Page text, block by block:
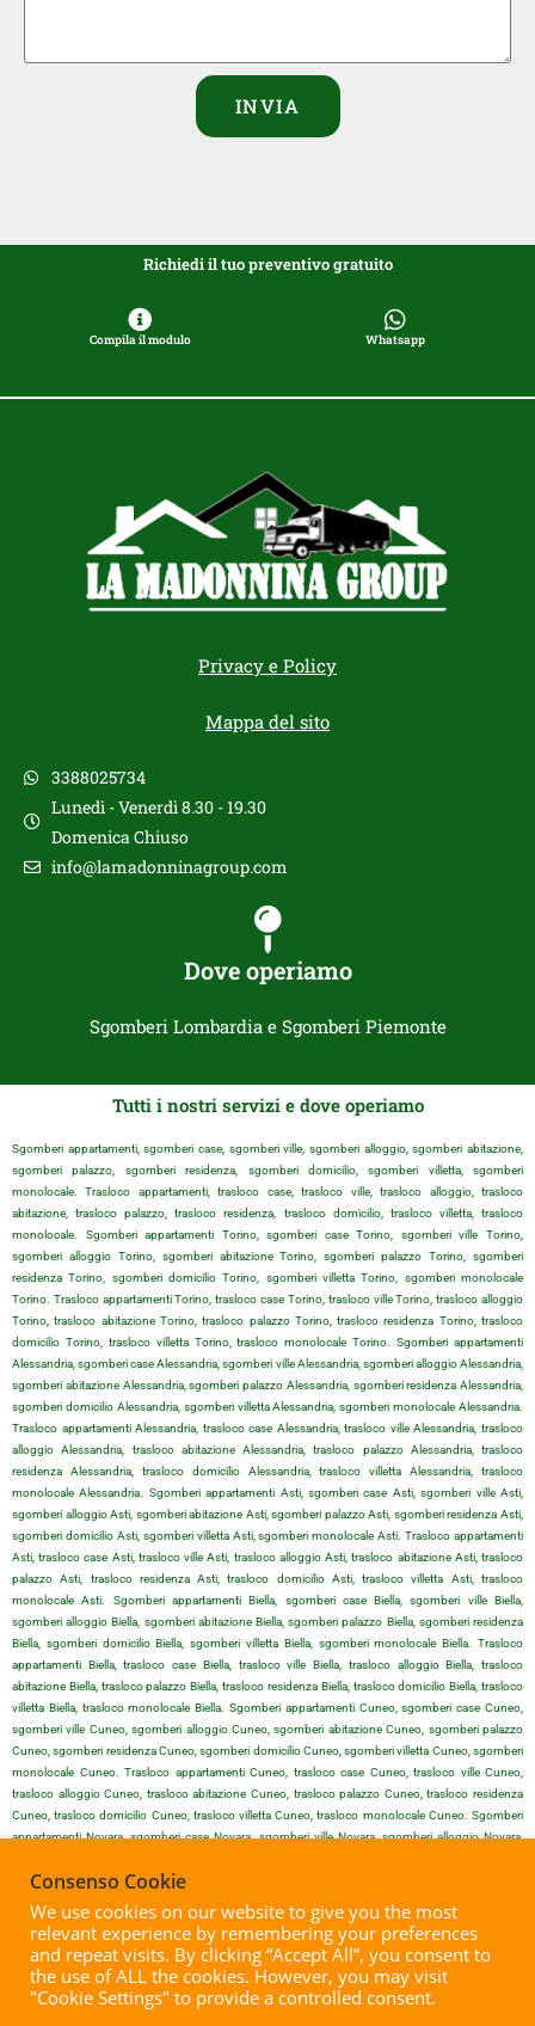
INVIA
Richiedi il tuo preventivo gratuito
Compila il modulo Whatsapp
Privacy e Policy
Mappa del sito
3388025734
Lunedì - Venerdì 8.30 - 19.30
Domenica Chiuso
info@lamadonninagroup.com
Dove operiamo
Sgomberi Lombardia e Sgomberi Piemonte
Tutti i nostri servizi e dove operiamo
Sgomberi appartamenti, sgomberi case, sgomberi ville, sgomberi alloggio, sgomberi abitazione,
sgomberi palazzo, sgomberi residenza, sgomberi domicilio, sgomberi villetta, sgomberi
monolocale. Trasloco appartamenti, trasloco case, trasloco ville, trasloco alloggio, trasloco
abitazione, trasloco palazzo, trasloco residenza, trasloco domicilio, trasloco villetta, trasloco
monolocale. Sgomberi appartamenti Torino, sgomberi case Torino, sgomberi ville Torino,
sgomberi alloggio Torino, sgomberi abitazione Torino, sgomberi palazzo Torino, sgomberi
residenza Torino, sgomberi domicilio Torino, sgomberi villetta Torino, sgomberi monolocale
Torino. Trasloco appartamenti Torino, trasloco case Torino, trasloco ville Torino, trasloco alloggio
Torino, trasloco abitazione Torino, trasloco palazzo Torino, trasloco residenza Torino, trasloco
domicilio Torino, trasloco villetta Torino, trasloco monolocale Torino. Sgomberi appartamenti
Alessandria, sgomberi case Alessandria, sgomberi ville Alessandria, sgomberi alloggio Alessandria,
sgomberi abitazione Alessandria, sgomberi palazzo Alessandria, sgomberi residenza Alessandria,
sgomberi domicilio Alessandria, sgomberi villetta Alessandria, sgomberi monolocale Alessandria.
Trasloco appartamenti Alessandria, trasloco case Alessandria, trasloco ville Alessandria, trasloco
alloggio Alessandria, trasloco abitazione Alessandria, trasloco palazzo Alessandria, trasloco
residenza Alessandria, trasloco domicilio Alessandria, trasloco villetta Alessandria, trasloco
monolocale Alessandria. Sgomberi appartamenti Asti, sgomberi case Asti, sgomberi ville Asti,
sgomberi alloggio Asti, sgomberi abitazione Asti, sgomberi palazzo Asti, sgomberi residenza Asti,
sgomberi domicilio Asti, sgomberi villetta Asti, sgomberi monolocale Asti. Trasloco appartamenti
Asti, trasloco case Asti, trasloco ville Asti, trasloco alloggio Asti, trasloco abitazione Asti, trasloco
palazzo Asti, trasloco residenza Asti, trasloco domicilio Asti, trasloco villetta Asti, trasloco
monolocale Asti. Sgomberi appartamenti Biella, sgomberi case Biella, sgomberi ville Biella,
sgomberi alloggio Biella, sgomberi abitazione Biella, sgomberi palazzo Biella, sgomberi residenza
Biella, sgomberi domicilio Biella, sgomberi villetta Biella, sgomberi monolocale Biella. Trasloco
appartamenti Biella, trasloco case Biella, trasloco ville Biella, trasloco alloggio Biella, trasloco
abitazione Biella, trasloco palazzo Biella, trasloco residenza Biella, trasloco domicilio Biella, trasloco
villetta Biella, trasloco monolocale Biella. Sgomberi appartamenti Cuneo, sgomberi case Cuneo,
sgomberi ville Cuneo, sgomberi alloggio Cuneo, sgomberi abitazione Cuneo, sgomberi palazzo
Cuneo, sgomberi residenza Cuneo, sgomberi domicilio Cuneo, sgomberi villetta Cuneo, sgomberi
monolocale Cuneo. Trasloco appartamenti Cuneo, trasloco case Cuneo, trasloco ville Cuneo,
trasloco alloggio Cuneo, trasloco abitazione Cuneo, trasloco palazzo Cuneo, trasloco residenza
Cuneo, trasloco domicilio Cuneo, trasloco villetta Cuneo, trasloco monolocale Cuneo. Sgomberi
appartamenti Novara, sgomberi case Novara, sgomberi ville Novara, sgomberi alloggio Novara,
domicilio Novara, sgomberi villetta Novara, sgomberi monolocale Novara. Trasloco appartamenti
Novara, trasloco case Novara, trasloco ville Novara, trasloco alloggio Novara, trasloco abitazione
Novara, trasloco palazzo Novara, trasloco residenza Novara, trasloco domicilio Novara, trasloco
villetta Novara, trasloco monolocale Novara. Sgomberi appartamenti Vercelli, sgomberi case Vercelli,
sgomberi ville Vercelli, sgomberi alloggio Vercelli, sgomberi abitazione Vercelli, sgomberi palazzo
Vercelli, sgomberi residenza Vercelli, sgomberi domicilio Vercelli, sgomberi villetta Vercelli, sgomberi
monolocale Vercelli. Trasloco appartamenti Vercelli, trasloco case Vercelli, trasloco ville Vercelli,
Consenso Cookie
We use cookies on our website to give you the most
relevant experience by remembering your preferences
and repeat visits. By clicking “Accept All”, you consent to
the use of ALL the cookies. However, you may visit
"Cookie Settings" to provide a controlled consent.